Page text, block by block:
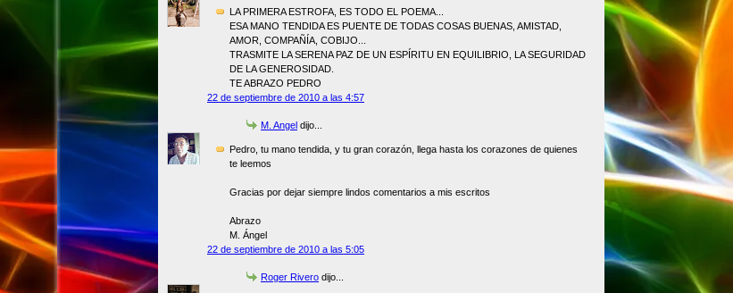
LA PRIMERA ESTROFA, ES TODO EL POEMA...
ESA MANO TENDIDA ES PUENTE DE TODAS COSAS BUENAS, AMISTAD,
AMOR, COMPAÑÍA, COBIJO...
TRASMITE LA SERENA PAZ DE UN ESPÍRITU EN EQUILIBRIO, LA SEGURIDAD
DE LA GENEROSIDAD.
TE ABRAZO PEDRO
22 de septiembre de 2010 a las 4:57
M. Angel dijo...
Pedro, tu mano tendida, y tu gran corazón, llega hasta los corazones de quienes
te leemos
Gracias por dejar siempre lindos comentarios a mis escritos
Abrazo
M. Ángel
22 de septiembre de 2010 a las 5:05
Roger Rivero dijo...